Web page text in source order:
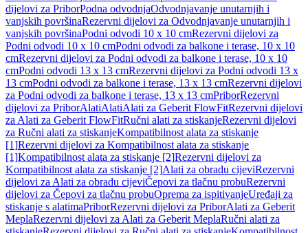
dijelovi za PriborPodna odvodnjaOdvodnjavanje unutarnjih i
vanjskih površinaRezervni dijelovi za Odvodnjavanje unutarnjih i
vanjskih površinaPodni odvodi 10 x 10 cmRezervni dijelovi za
Podni odvodi 10 x 10 cmPodni odvodi za balkone i terase, 10 x 10
cmRezervni dijelovi za Podni odvodi za balkone i terase, 10 x 10
cmPodni odvodi 13 x 13 cmRezervni dijelovi za Podni odvodi 13 x
13 cmPodni odvodi za balkone i terase, 13 x 13 cmRezervni dijelovi
za Podni odvodi za balkone i terase, 13 x 13 cmPriborRezervni
dijelovi za PriborAlatiAlatiAlati za Geberit FlowFitRezervni dijelovi
za Alati za Geberit FlowFitRučni alati za stiskanjeRezervni dijelovi
za Ručni alati za stiskanjeKompatibilnost alata za stiskanje
[1]Rezervni dijelovi za Kompatibilnost alata za stiskanje
[1]Kompatibilnost alata za stiskanje [2]Rezervni dijelovi za
Kompatibilnost alata za stiskanje [2]Alati za obradu cijeviRezervni
dijelovi za Alati za obradu cijeviČepovi za tlačnu probuRezervni
dijelovi za Čepovi za tlačnu probuOprema za ispitivanjeUređaji za
stiskanje s alatimaPriborRezervni dijelovi za PriborAlati za Geberit
MeplaRezervni dijelovi za Alati za Geberit MeplaRučni alati za